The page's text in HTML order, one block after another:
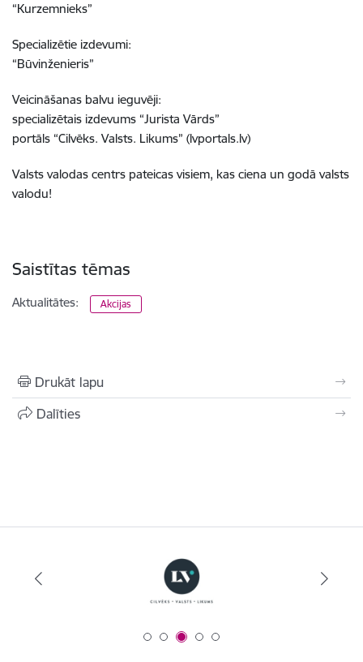
“Kurzemnieks”
Specializētie izdevumi:
“Būvinženieris”
Veicināšanas balvu ieguvēji:
specializētais izdevums “Jurista Vārds”
portāls “Cilvēks. Valsts. Likums” (lvportals.lv)
Valsts valodas centrs pateicas visiem, kas ciena un godā valsts
valodu!
Saistītas tēmas
Aktualitātes: Akcijas
Drukāt lapu
Dalīties